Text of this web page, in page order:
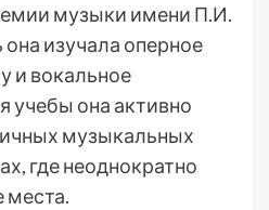
музыки имени П.И.
изучала оперное
и вокальное
учебы она активно
музыкальных
где неоднократно
места.